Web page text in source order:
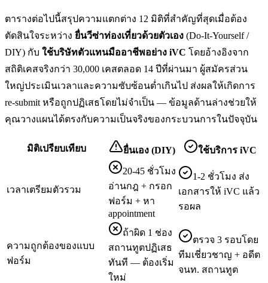
ตารางต่อไปนี้สรุปความแตกต่าง 12 มิติที่สำคัญที่สุดเมื่อต้อง
ตัดสินใจระหว่าง ยื่นวีซ่าท่องเที่ยวด้วยตัวเอง (Do-It-Yourself /
DIY) กับ ใช้บริษัทตัวแทนมืออาชีพอย่าง iVC โดยอ้างอิงจาก
สถิติเคสจริงกว่า 30,000 เคสตลอด 14 ปีที่ผ่านมา ผู้สมัครส่วน
ใหญ่ประเมินเวลาและความซับซ้อนต่ำเกินไป ส่งผลให้เกิดการ
re-submit หรือถูกปฏิเสธโดยไม่จำเป็น — ข้อมูลด้านล่างช่วยให้
คุณวางแผนได้ตรงกับความเป็นจริงของกระบวนการในปัจจุบัน
มิติเปรียบเทียบ ยื่นเอง (DIY) ใช้บริการ iVC
เวลาเตรียมตัวรวม
20-45 ชั่วโมง
อ่านกฎ + กรอก
ฟอร์ม + หา
appointment
1-2 ชั่วโมง ส่ง
เอกสารให้ iVC แล้ว
รอผล
ความถูกต้องของแบบ
ฟอร์ม
ถ้าผิด 1 ช่อง
สถานทูตปฏิเสธ
ทันที — ต้องเริ่ม
ใหม่
ตรวจ 3 รอบโดย
ทีมเชี่ยวชาญ + อดีต
จนท. สถานทูต